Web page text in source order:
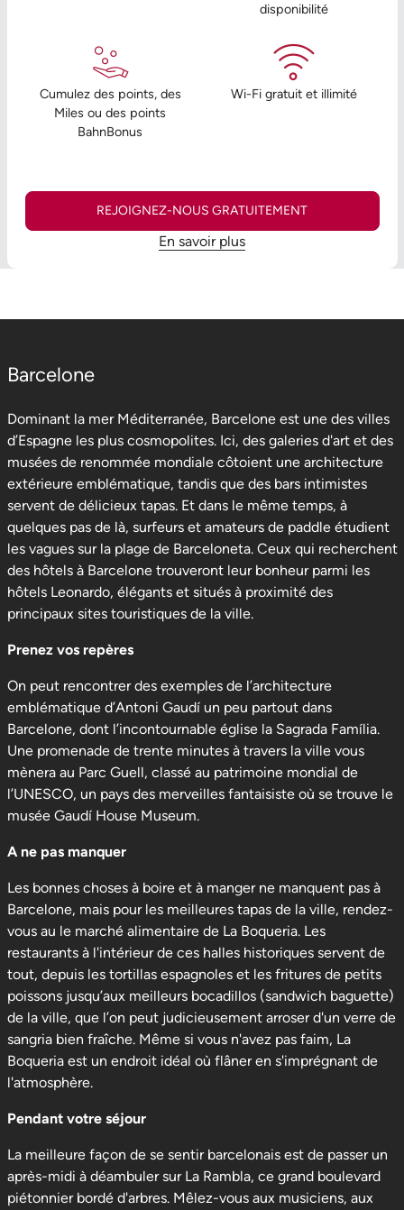
disponibilité
Cumulez des points, des
Miles ou des points
BahnBonus
Wi-Fi gratuit et illimité
REJOIGNEZ-NOUS GRATUITEMENT
En savoir plus
Barcelone
Dominant la mer Méditerranée, Barcelone est une des villes
d’Espagne les plus cosmopolites. Ici, des galeries d'art et des
musées de renommée mondiale côtoient une architecture
extérieure emblématique, tandis que des bars intimistes
servent de délicieux tapas. Et dans le même temps, à
quelques pas de là, surfeurs et amateurs de paddle étudient
les vagues sur la plage de Barceloneta. Ceux qui recherchent
des hôtels à Barcelone trouveront leur bonheur parmi les
hôtels Leonardo, élégants et situés à proximité des
principaux sites touristiques de la ville.
Prenez vos repères
On peut rencontrer des exemples de l’architecture
emblématique d’Antoni Gaudí un peu partout dans
Barcelone, dont l’incontournable église la Sagrada Família.
Une promenade de trente minutes à travers la ville vous
mènera au Parc Guell, classé au patrimoine mondial de
l’UNESCO, un pays des merveilles fantaisiste où se trouve le
musée Gaudí House Museum.
A ne pas manquer
Les bonnes choses à boire et à manger ne manquent pas à
Barcelone, mais pour les meilleures tapas de la ville, rendez-
vous au le marché alimentaire de La Boqueria. Les
restaurants à l'intérieur de ces halles historiques servent de
tout, depuis les tortillas espagnoles et les fritures de petits
poissons jusqu’aux meilleurs bocadillos (sandwich baguette)
de la ville, que l’on peut judicieusement arroser d'un verre de
sangria bien fraîche. Même si vous n'avez pas faim, La
Boqueria est un endroit idéal où flâner en s'imprégnant de
l'atmosphère.
Pendant votre séjour
La meilleure façon de se sentir barcelonais est de passer un
après-midi à déambuler sur La Rambla, ce grand boulevard
piétonnier bordé d'arbres. Mêlez-vous aux musiciens, aux